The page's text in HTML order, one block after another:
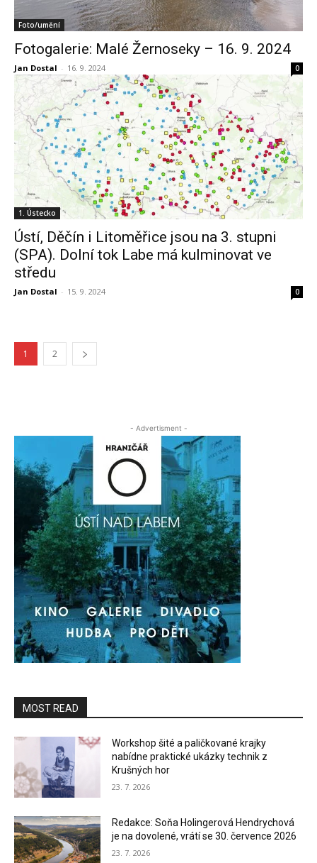
Foto/umění
Fotogalerie: Malé Žernoseky – 16. 9. 2024
Jan Dostal - 16. 9. 2024 0
1. Ústecko
Ústí, Děčín i Litoměřice jsou na 3. stupni
(SPA). Dolní tok Labe má kulminovat ve
středu
Jan Dostal - 15. 9. 2024 0
1 2
- Advertisment -
MOST READ
Workshop šité a paličkované krajky
nabídne praktické ukázky technik z
Krušných hor
23. 7. 2026
Redakce: Soňa Holingerová Hendrychová
je na dovolené, vrátí se 30. července 2026
23. 7. 2026